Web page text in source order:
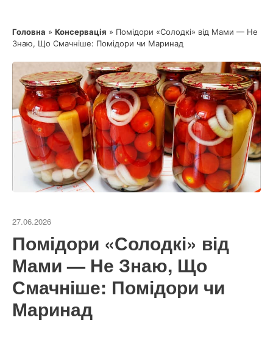
Головна » Консервація » Помідори «Солодкі» від Мами — Не
Знаю, Що Смачніше: Помідори чи Маринад
27.06.2026
Помідори «Солодкі» від
Мами — Не Знаю, Що
Смачніше: Помідори чи
Маринад